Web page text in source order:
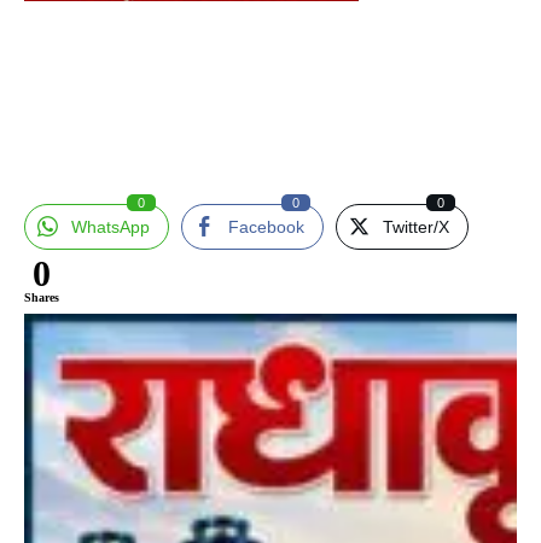
WhatsApp
0
Facebook
0
Twitter/X
0
0
Shares